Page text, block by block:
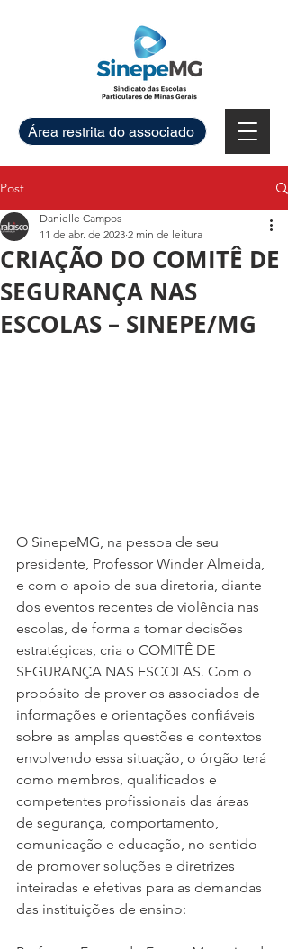
Área restrita do associado
Post
CRIAÇÃO DO COMITÊ DE
SEGURANÇA NAS
ESCOLAS – SINEPE/MG
Danielle Campos
11 de abr. de 2023 2 min de leitura
O SinepeMG, na pessoa de seu
presidente, Professor Winder Almeida,
e com o apoio de sua diretoria, diante
dos eventos recentes de violência nas
escolas, de forma a tomar decisões
estratégicas, cria o COMITÊ DE
SEGURANÇA NAS ESCOLAS. Com o
propósito de prover os associados de
informações e orientações confiáveis
sobre as amplas questões e contextos
envolvendo essa situação, o órgão terá
como membros, qualificados e
competentes profissionais das áreas
de segurança, comportamento,
comunicação e educação, no sentido
de promover soluções e diretrizes
inteiradas e efetivas para as demandas
das instituições de ensino: